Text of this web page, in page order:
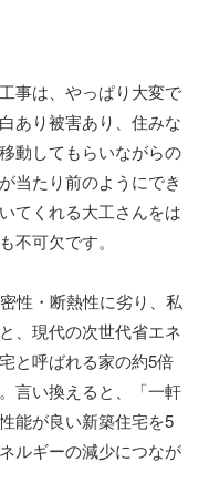
事は、やっぱり大変で
あり被害あり、住みな
動してもらいながらの
当たり前のようにでき
てくれる大工さんをは
不可欠です。
性・断熱性に劣り、私
、現代の次世代省エネ
と呼ばれる家の約5倍
言い換えると、「一軒
能が良い新築住宅を5
ルギーの減少につなが